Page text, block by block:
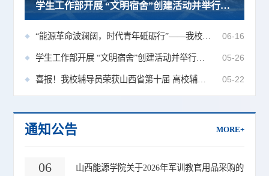
学生工作部开展 “文明宿舍”创建活动并举行挂牌仪式
06-16
05-26
05-22
通知公告 MORE+
06
山西能源学院关于2026年军训教官用品采购的